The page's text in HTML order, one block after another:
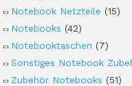
Notebook Netzteile (15)
Notebooks (42)
Notebooktaschen (7)
Sonstiges Notebook
Zubehör Notebooks (51)